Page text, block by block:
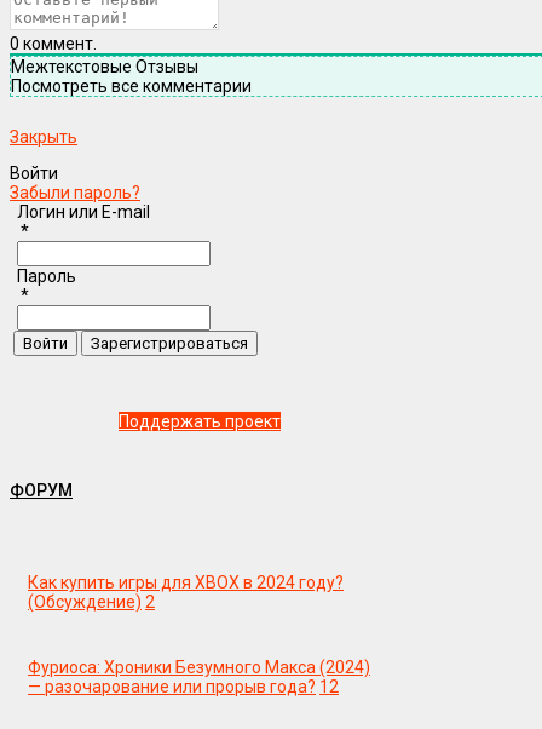
0 коммент.
Межтекстовые Отзывы
Посмотреть все комментарии
Закрыть
Войти
Забыли пароль?
Логин или E-mail
*
Пароль
*
Поддержать проект
ФОРУМ
Как купить игры для XBOX в 2024 году?
(Обсуждение) 2
Фуриоса: Хроники Безумного Макса (2024)
— разочарование или прорыв года? 12